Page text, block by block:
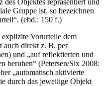
Gruppe ist, so bezeichnen
(ebd.: 150 f.)
Vorurteile dem
auch direkt z. B. per
und „auf reflektierten und
beruhen“ (Petersen/Six 2008:
„automatisch aktivierte
durch das jeweilige Objekt